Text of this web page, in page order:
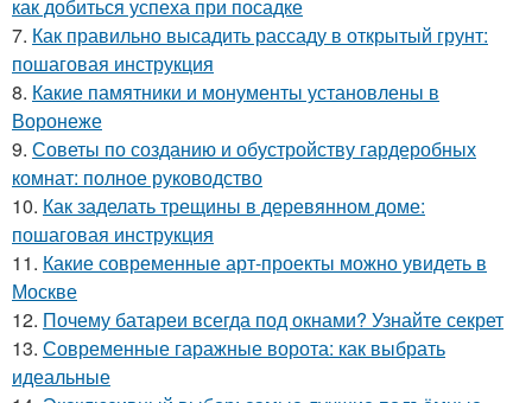
как добиться успеха при посадке
7. Как правильно высадить рассаду в открытый грунт:
пошаговая инструкция
8. Какие памятники и монументы установлены в
Воронеже
9. Советы по созданию и обустройству гардеробных
комнат: полное руководство
10. Как заделать трещины в деревянном доме:
пошаговая инструкция
11. Какие современные арт-проекты можно увидеть в
Москве
12. Почему батареи всегда под окнами? Узнайте секрет
13. Современные гаражные ворота: как выбрать
идеальные